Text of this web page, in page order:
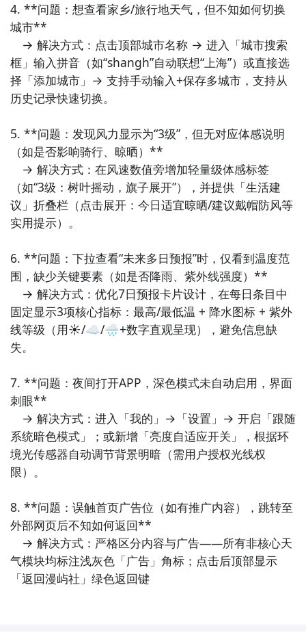
4. **问题：想查看家乡/旅行地天气，但不知如何切换
城市**
→ 解决方式：点击顶部城市名称 → 进入「城市搜索
框」输入拼音（如“shangh”自动联想“上海”）或直接选
择「添加城市」→ 支持手动输入+保存多城市，支持从
历史记录快速切换。
5. **问题：发现风力显示为“3级”，但无对应体感说明
（如是否影响骑行、晾晒）**
→ 解决方式：在风速数值旁增加轻量级体感标签
（如“3级：树叶摇动，旗子展开”），并提供「生活建
议」折叠栏（点击展开：今日适宜晾晒/建议戴帽防风等
实用提示）。
6. **问题：下拉查看“未来多日预报”时，仅看到温度范
围，缺少关键要素（如是否降雨、紫外线强度）**
→ 解决方式：优化7日预报卡片设计，在每日条目中
固定显示3项核心指标：最高/最低温 + 降水图标 + 紫外
线等级（用☀️/☁️/🌧️+数字直观呈现），避免信息缺
失。
7. **问题：夜间打开APP，深色模式未自动启用，界面
刺眼**
→ 解决方式：进入「我的」→「设置」→ 开启「跟随
系统暗色模式」；或新增「亮度自适应开关」，根据环
境光传感器自动调节背景明暗（需用户授权光线权
限）。
8. **问题：误触首页广告位（如有推广内容），跳转至
外部网页后不知如何返回**
→ 解决方式：严格区分内容与广告——所有非核心天
气模块均标注浅灰色「广告」角标；点击后顶部显示
「返回漫屿社」绿色返回键